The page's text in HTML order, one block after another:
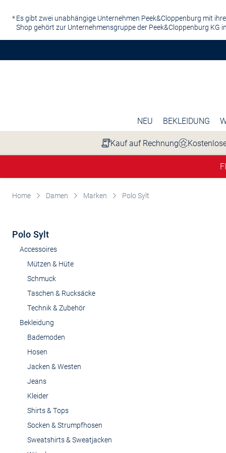
Es gibt zwei unabhängige Unternehmen Peek&Cloppenburg mit
Shop gehört zur Unternehmensgruppe der Peek&Cloppenburg KG
NEU BEKLEIDUNG
Kauf auf Rechnung
Home Damen Marken Polo Sylt
Polo Sylt
Accessoires
Mützen & Hüte
Schmuck
Taschen & Rucksäcke
Technik & Zubehör
Bekleidung
Bademoden
Hosen
Jacken & Westen
Jeans
Kleider
Shirts & Tops
Socken & Strumpfhosen
Sweatshirts & Sweatjacken